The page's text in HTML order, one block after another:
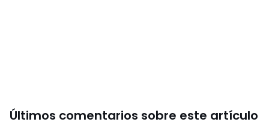
Últimos comentarios sobre este artículo